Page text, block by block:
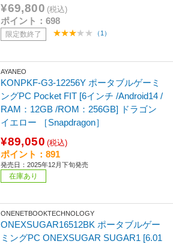
¥69,800 (税込)
ポイント：698
限定数終了 （1）
AYANEO
KONPKF-G3-12256Y ポータブルゲーミ
ングPC Pocket FIT [6インチ /Android14 /
RAM：12GB /ROM：256GB] ドラゴン
イエロー ［Snapdragon］
¥89,050 (税込)
ポイント：891
発売日：2025年12月下旬発売
在庫あり
ONENETBOOKTECHNOLOGY
ONEXSUGAR16512BK ポータブルゲー
ミングPC ONEXSUGAR SUGAR1 [6.01